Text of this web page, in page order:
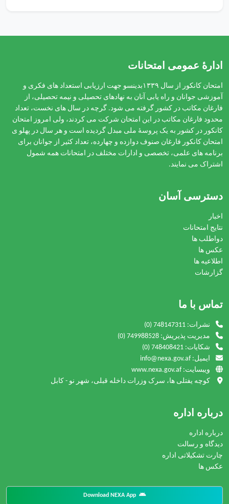
ادارهٔ عمومی امتحانات
امتحان کانکور از سال ۱۳۳۹بدینسو جهت ارزیابی استعداد های فکری و
آموزشی جوانان و راه یابی آنان به نهادهای تحصیلی و نیمه تحصیلی، از
فارغان مکاتب در کشور گرفته می شود. گرچه در سال های نخست، تعداد
محدود فارغان مکاتب در این امتحان شرکت می کردند، ولی امروز امتحان
کانکور در کشور به یک پروسۀ ملی مبدل گردیده است و هر سال در پهلو ی
امتحان کانکور فارغان صنوف دوازده و چهارده، تعداد کثیر از جوانان برای
برنامه های علمی، تخصصی و ادارات مختلف در امتحانات همه شمول
اشتراک می نمایند.
دسترسی آسان
اخبار
نتایج امتحانات
دواطلب ها
عکس ها
اطلاعیه ها
گزارشات
تماس با ما
نشرات: (0) 748147311
مدیریت پذیریش: (0) 749988528
شکایات: (0) 748408421
ایمیل: info@nexa.gov.af
ویبسایت: www.nexa.gov.af
کوچه یفتلی ها، سرک وزرات داخله قبلی، شهر نو - کابل
درباره اداره
درباره اداره
دیدگاه و رسالت
چارت تشکیلاتی اداره
عکس ها
Download NEXA App